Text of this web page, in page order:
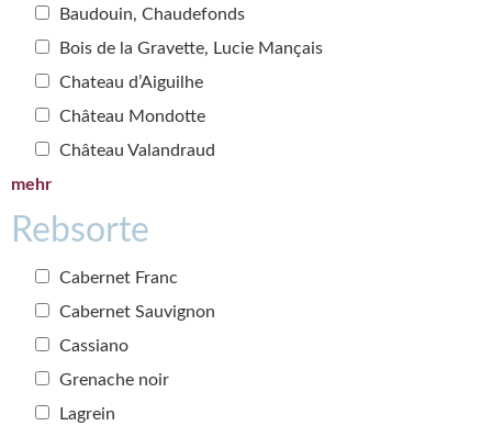
Baudouin, Chaudefonds
Bois de la Gravette, Lucie Mançais
Chateau d’Aiguilhe
Château Mondotte
Château Valandraud
mehr
Rebsorte
Cabernet Franc
Cabernet Sauvignon
Cassiano
Grenache noir
Lagrein